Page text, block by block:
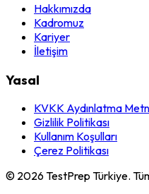
Hakkımızda
Kadromuz
Kariyer
İletişim
Yasal
KVKK Aydınlatma
Gizlilik Politikası
Kullanım Koşulları
Çerez Politikası
© 2026 TestPrep Türkiye. Tüm